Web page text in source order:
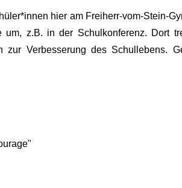
hier am Freiherr-vom-Stein-
z.B. in der Schulkonferenz. Dort
Verbesserung des Schullebens.